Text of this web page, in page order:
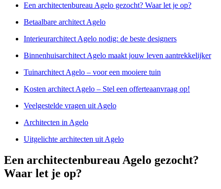
Een architectenbureau Agelo gezocht? Waar let je op?
Betaalbare architect Agelo
Interieurarchitect Agelo nodig: de beste designers
Binnenhuisarchitect Agelo maakt jouw leven aantrekkelijker
Tuinarchitect Agelo – voor een mooiere tuin
Kosten architect Agelo – Stel een offerteaanvraag op!
Veelgestelde vragen uit Agelo
Architecten in Agelo
Uitgelichte architecten uit Agelo
Een architectenbureau Agelo gezocht?
Waar let je op?